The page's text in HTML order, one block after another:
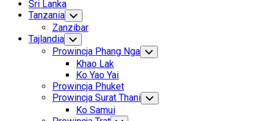
Sri Lanka
Tanzania Toggle
Child
Menu
Zanzibar
Tajlandia Toggle
Child
Menu
Prowincja Phang Nga Toggle
Child
Khao Lak
Ko Yao Yai
Prowincja Phuket
Prowincja Surat Thani Toggle
Child
Ko Samui